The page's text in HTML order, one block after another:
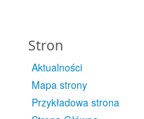
Stron
Aktualności
Mapa strony
Przykładowa strona